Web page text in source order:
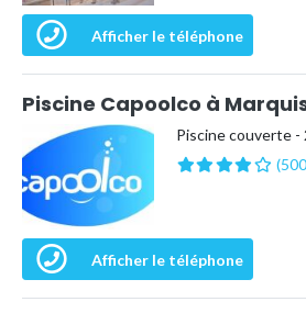
Afficher le téléphone
Piscine Capoolco à
Piscine couverte -
Afficher le téléphone